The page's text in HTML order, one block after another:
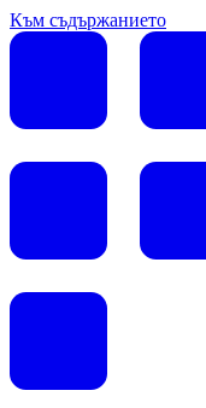
Към съдържанието